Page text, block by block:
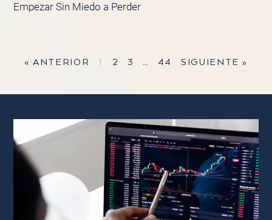
Empezar Sin Miedo a Perder
« ANTERIOR 1 2 3 … 44 SIGUIENTE »